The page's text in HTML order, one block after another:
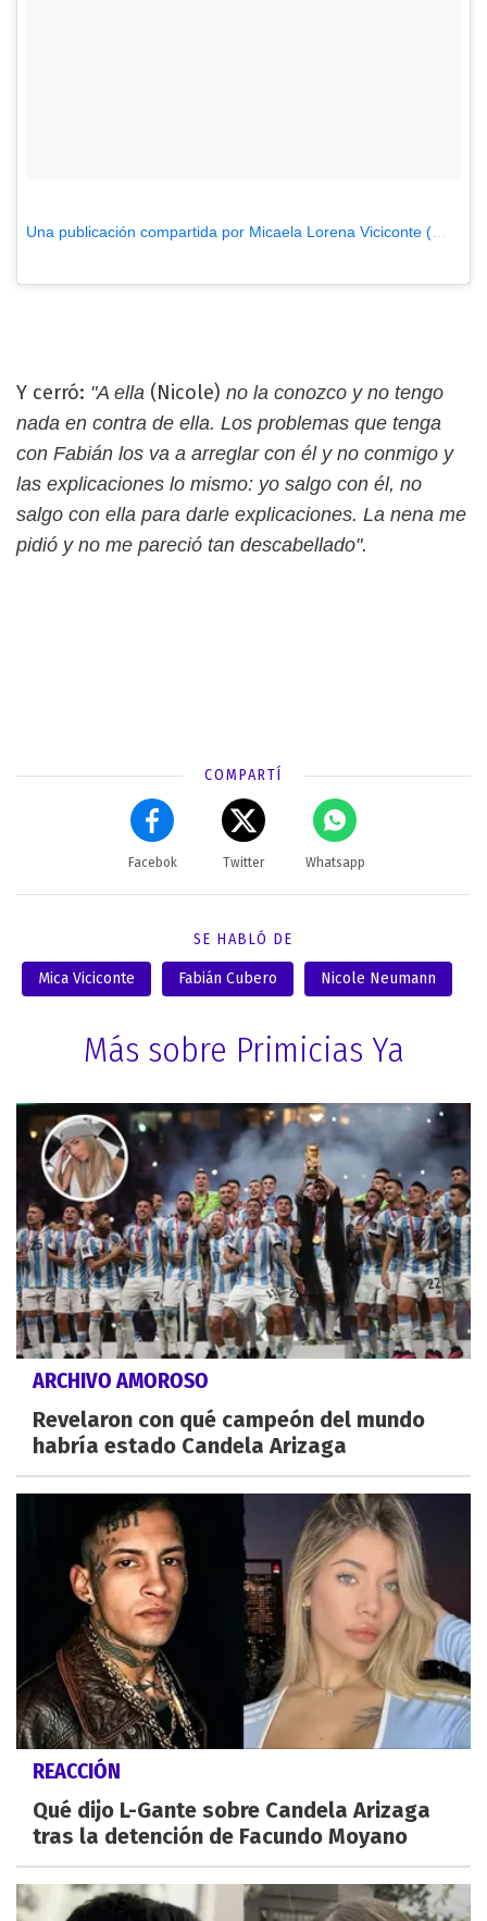
Y cerró: "A ella (Nicole) no la conozco y no tengo
nada en contra de ella. Los problemas que tenga
con Fabián los va a arreglar con él y no conmigo y
las explicaciones lo mismo: yo salgo con él, no
salgo con ella para darle explicaciones. La nena me
pidió y no me pareció tan descabellado".
COMPARTÍ
Facebok Twitter Whatsapp
SE HABLÓ DE
Mica Viciconte Fabián Cubero Nicole Neumann
Más sobre Primicias Ya
ARCHIVO AMOROSO
Revelaron con qué campeón del mundo
habría estado Candela Arizaga
REACCIÓN
Qué dijo L-Gante sobre Candela Arizaga
tras la detención de Facundo Moyano